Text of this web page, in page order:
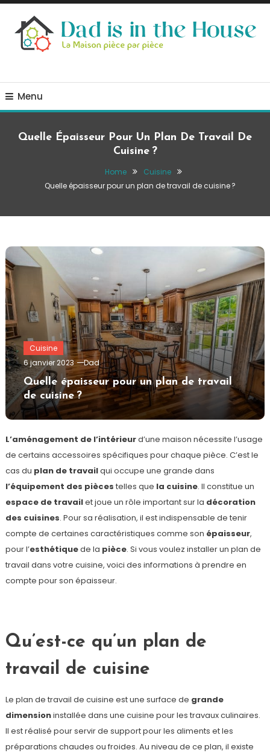
Skip
Content
Menu
Quelle Épaisseur Pour Un Plan De Travail De
Cuisine ?
Home
Cuisine
Quelle épaisseur pour un plan de travail de cuisine ?
Cuisine
6 janvier 2023
Dad
Quelle épaisseur pour un plan de travail
de cuisine ?
L’aménagement de l’intérieurd’une maison nécessite l’usage
de certains accessoires spécifiques pour chaque pièce. C’est le
cas du plan de travailqui occupe une grande dans
l’équipement des pièces telles que la cuisine. Il constitue un
espace de travailet joue un rôle important sur la décoration
des cuisines. Pour sa réalisation, il est indispensable de tenir
compte de certaines caractéristiques comme son épaisseur,
pour l’esthétiquede la pièce. Si vous voulez installer un plan de
travail dans votre cuisine, voici des informations à prendre en
compte pour son épaisseur.
Qu’est-ce qu’un plan de
travail de cuisine
Le plan de travail de cuisine est une surface de grande
dimensioninstallée dans une cuisine pour les travaux culinaires.
Il est réalisé pour servir de support pour les aliments et les
préparations chaudes ou froides. Au niveau de ce plan, il existe